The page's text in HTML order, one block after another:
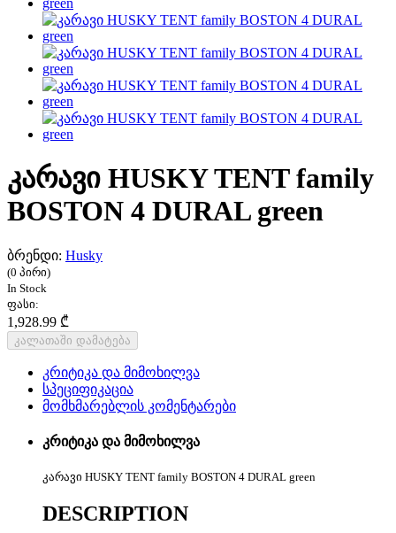
კარავი HUSKY TENT family
BOSTON 4 DURAL green
ბრენდი: Husky
(0 პირი)
In Stock
ფასი:
1,928.99 ₾
კალათაში დამატება
კრიტიკა და მიმოხილვა
სპეციფიკაცია
მომხმარებლის კომენტარები
კრიტიკა და მიმოხილვა
კარავი HUSKY TENT family BOSTON 4 DURAL green
DESCRIPTION